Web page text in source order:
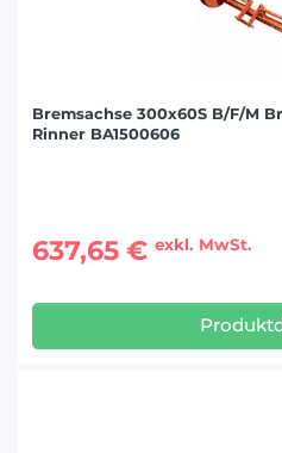
Bremsachse 300x60S B/F/M
Rinner BA1500606
637,65 € exkl. MwSt.